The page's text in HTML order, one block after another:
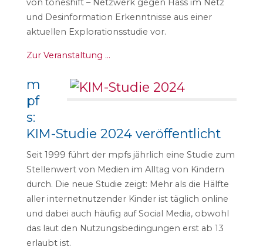
von toneshift – Netzwerk gegen Hass im Netz
und Desinformation Erkenntnisse aus einer
aktuellen Explorationsstudie vor.
Zur Veranstaltung …
m
pf
s:
KIM-Studie 2024 veröffentlicht
Seit 1999 führt der mpfs jährlich eine Studie zum
Stellenwert von Medien im Alltag von Kindern
durch. Die neue Studie zeigt: Mehr als die Hälfte
aller internetnutzender Kinder ist täglich online
und dabei auch häufig auf Social Media, obwohl
das laut den Nutzungsbedingungen erst ab 13
erlaubt ist.